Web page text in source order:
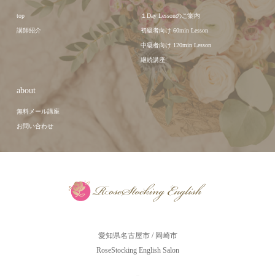
top
講師紹介
１Day Lessonのご案内
初級者向け 60min Lesson
中級者向け 120min Lesson
継続講座
about
無料メール講座
お問い合わせ
愛知県名古屋市 / 岡崎市
RoseStocking English Salon